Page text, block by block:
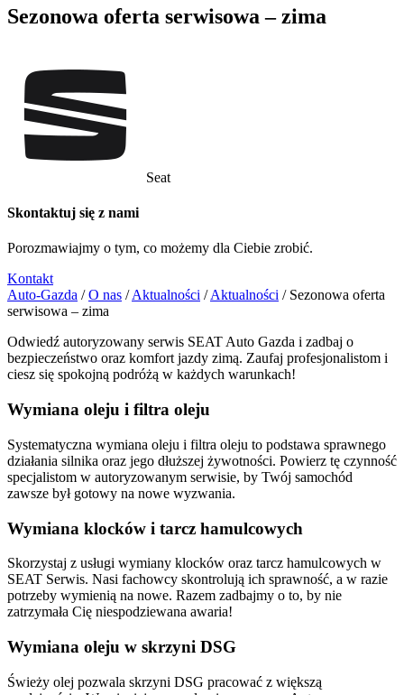
Sezonowa oferta serwisowa – zima
Seat
Skontaktuj się z nami
Porozmawiajmy o tym, co możemy dla Ciebie zrobić.
Kontakt
Auto-Gazda /O nas /Aktualności /Aktualności / Sezonowa oferta
serwisowa – zima
Odwiedź autoryzowany serwis SEAT Auto Gazda i zadbaj o
bezpieczeństwo oraz komfort jazdy zimą. Zaufaj profesjonalistom i
ciesz się spokojną podróżą w każdych warunkach!
Wymiana oleju i filtra oleju
Systematyczna wymiana oleju i filtra oleju to podstawa sprawnego
działania silnika oraz jego dłuższej żywotności. Powierz tę czynność
specjalistom w autoryzowanym serwisie, by Twój samochód
zawsze był gotowy na nowe wyzwania.
Wymiana klocków i tarcz hamulcowych
Skorzystaj z usługi wymiany klocków oraz tarcz hamulcowych w
SEAT Serwis. Nasi fachowcy skontrolują ich sprawność, a w razie
potrzeby wymienią na nowe. Razem zadbajmy o to, by nie
zatrzymała Cię niespodziewana awaria!
Wymiana oleju w skrzyni DSG
Świeży olej pozwala skrzyni DSG pracować z większą